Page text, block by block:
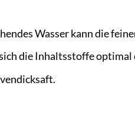
Wasser kann die
die Inhaltsstoffe